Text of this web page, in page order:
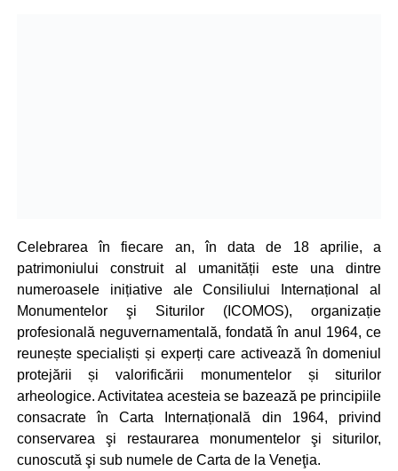
Celebrarea în fiecare an, în data de 18 aprilie, a
patrimoniului construit al umanității este una dintre
numeroasele inițiative ale Consiliului Internațional al
Monumentelor şi Siturilor (ICOMOS), organizație
profesională neguvernamentală, fondată în anul 1964, ce
reunește specialiști și experți care activează în domeniul
protejării și valorificării monumentelor și siturilor
arheologice. Activitatea acesteia se bazează pe principiile
consacrate în Carta Internațională din 1964, privind
conservarea şi restaurarea monumentelor şi siturilor,
cunoscută şi sub numele de Carta de la Veneţia.